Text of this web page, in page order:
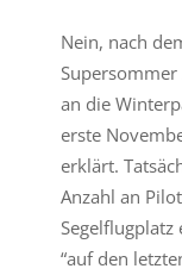
Nein, nach
an die
erste
erklärt.
Anzahl an
Segelflugplatz
“auf den